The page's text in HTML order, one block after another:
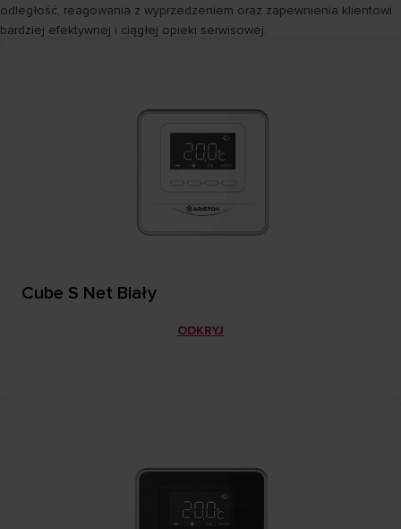
odległość, reagowania z wyprzedzeniem oraz zapewnienia klientowi
bardziej efektywnej i ciągłej opieki serwisowej.
Cube S Net Biały
ODKRYJ